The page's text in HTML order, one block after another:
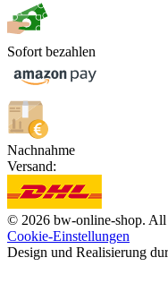
Sofort bezahlen
Nachnahme
Versand:
© 2026 bw-online-shop. All
Cookie-Einstellungen
Design und Realisierung